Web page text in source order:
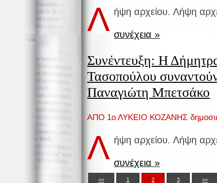
Λ ήψη αρχείου. Λήψη
συνέχεια »
Συνέντευξη: Η
Τασοπούλου
Παναγιώτη Μπετσάκο
ΑΠΟ 1ο ΛΥΚΕΙΟ ΚΟΖΑΝΗΣ
Λ ήψη αρχείου. Λήψη
συνέχεια »
<< 1 2 3 >>